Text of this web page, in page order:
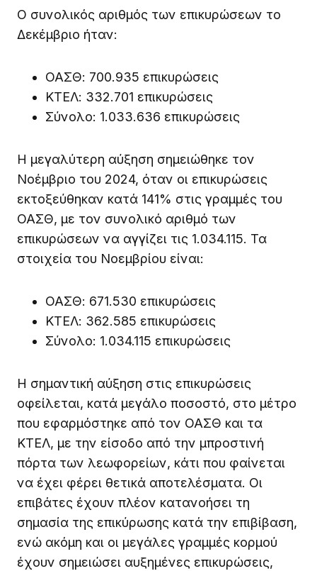
Ο συνολικός αριθμός των επικυρώσεων το
Δεκέμβριο ήταν:
ΟΑΣΘ: 700.935 επικυρώσεις
ΚΤΕΛ: 332.701 επικυρώσεις
Σύνολο: 1.033.636 επικυρώσεις
Η μεγαλύτερη αύξηση σημειώθηκε τον
Νοέμβριο του 2024, όταν οι επικυρώσεις
εκτοξεύθηκαν κατά 141% στις γραμμές του
ΟΑΣΘ, με τον συνολικό αριθμό των
επικυρώσεων να αγγίζει τις 1.034.115. Τα
στοιχεία του Νοεμβρίου είναι:
ΟΑΣΘ: 671.530 επικυρώσεις
ΚΤΕΛ: 362.585 επικυρώσεις
Σύνολο: 1.034.115 επικυρώσεις
Η σημαντική αύξηση στις επικυρώσεις
οφείλεται, κατά μεγάλο ποσοστό, στο μέτρο
που εφαρμόστηκε από τον ΟΑΣΘ και τα
ΚΤΕΛ, με την είσοδο από την μπροστινή
πόρτα των λεωφορείων, κάτι που φαίνεται
να έχει φέρει θετικά αποτελέσματα. Οι
επιβάτες έχουν πλέον κατανοήσει τη
σημασία της επικύρωσης κατά την επιβίβαση,
ενώ ακόμη και οι μεγάλες γραμμές κορμού
έχουν σημειώσει αυξημένες επικυρώσεις,